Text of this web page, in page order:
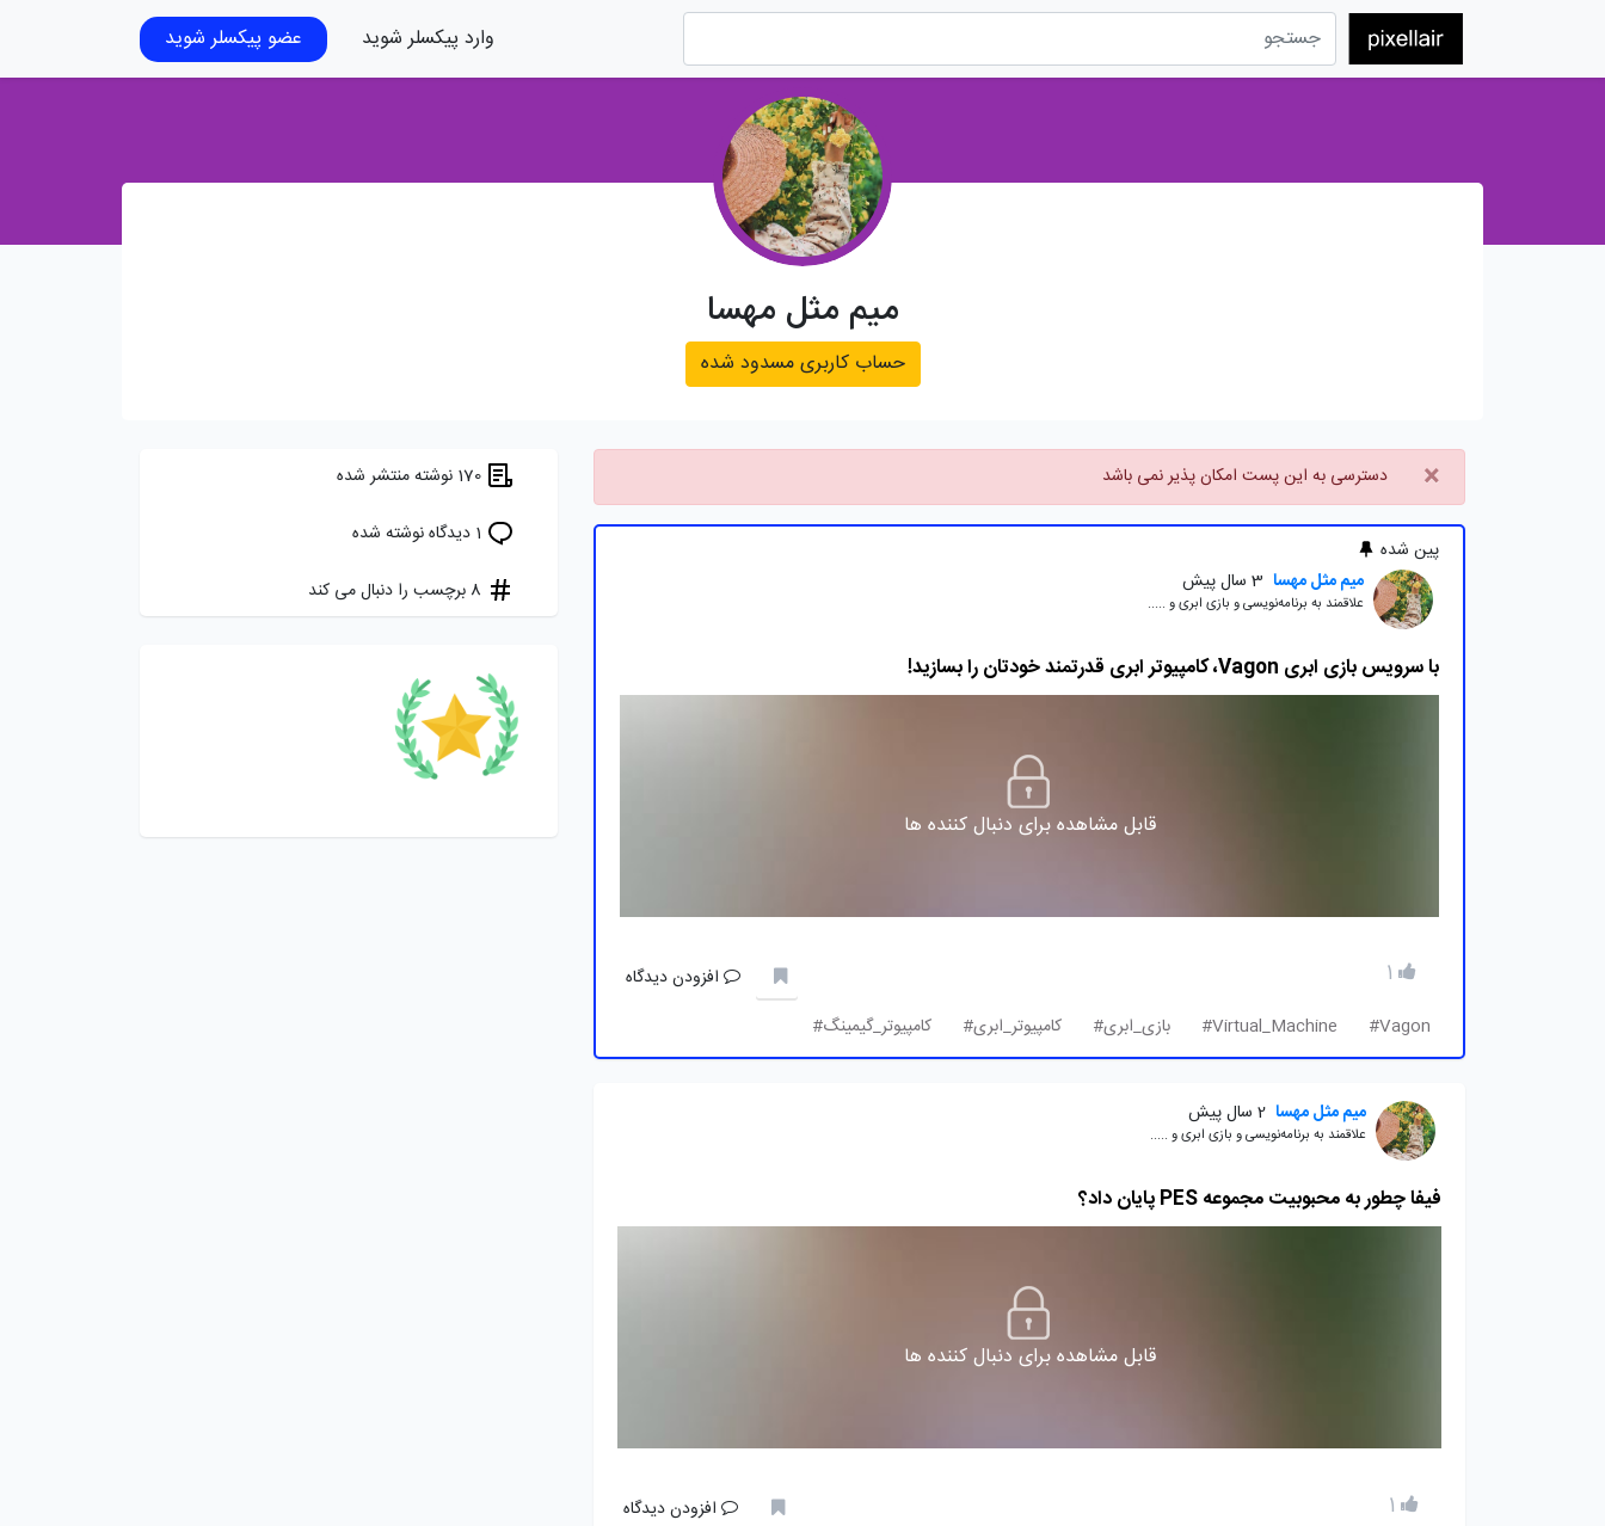
وارد پیکسلر شوید عضو پیکسلر شوید
میم مثل مهسا
حساب کاربری مسدود شده
× دسترسی به این پست امکان پذیر نمی باشد
پین شده
میم مثل مهسا 3 سال پیش
علاقمند به برنامه‌نویسی و بازی ابری و .....
با سرویس بازی ابری Vagon، کامپیوتر ابری قدرتمند خودتان را بسازید!
قابل مشاهده برای دنبال کننده ها
1
افزودن دیدگاه
Vagon#
Virtual_Machine# بازی_ابری# کامپیوتر_ابری# کامپیوتر_گیمینگ#
میم مثل مهسا 2 سال پیش
علاقمند به برنامه‌نویسی و بازی ابری و .....
فیفا چطور به محبوبیت مجموعه PES پایان داد؟
قابل مشاهده برای دنبال کننده ها
1
افزودن دیدگاه